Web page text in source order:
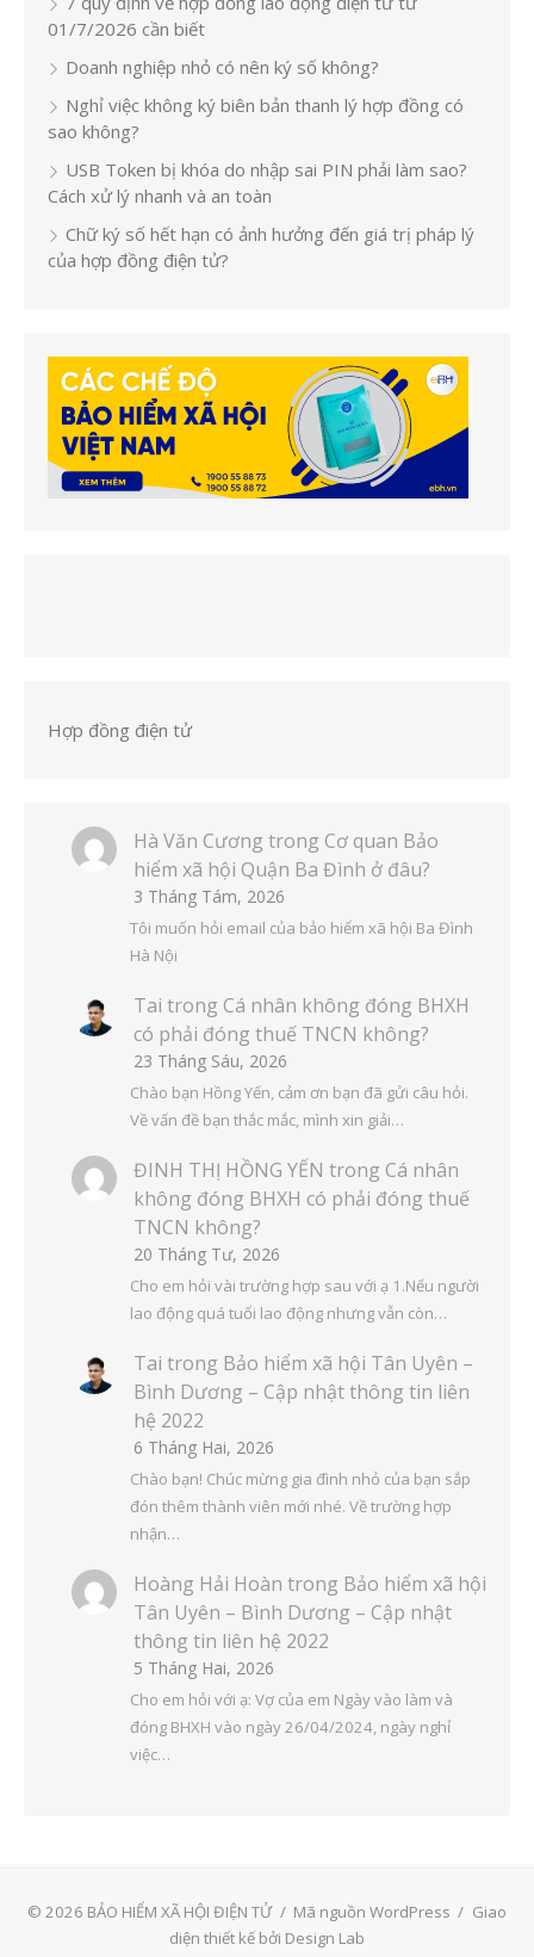
01/7/2026 cần biết
Doanh nghiệp nhỏ có nên ký số không?
Nghỉ việc không ký biên bản thanh lý hợp đồng có
sao không?
USB Token bị khóa do nhập sai PIN phải làm sao?
Cách xử lý nhanh và an toàn
Chữ ký số hết hạn có ảnh hưởng đến giá trị pháp lý
của hợp đồng điện tử?
Hợp đồng điện tử
Hà Văn Cương trong Cơ quan Bảo
hiểm xã hội Quận Ba Đình ở đâu?
3 Tháng Tám, 2026
Tôi muốn hỏi email của bảo hiểm xã hội Ba Đình
Hà Nội
Tai trong Cá nhân không đóng BHXH
có phải đóng thuế TNCN không?
23 Tháng Sáu, 2026
Chào bạn Hồng Yến, cảm ơn bạn đã gửi câu hỏi.
Về vấn đề bạn thắc mắc, mình xin giải…
ĐINH THỊ HỒNG YẾN trong Cá nhân
không đóng BHXH có phải đóng thuế
TNCN không?
20 Tháng Tư, 2026
Cho em hỏi vài trường hợp sau với ạ 1.Nếu người
lao động quá tuổi lao động nhưng vẫn còn…
Tai trong Bảo hiểm xã hội Tân Uyên –
Bình Dương – Cập nhật thông tin liên
hệ 2022
6 Tháng Hai, 2026
Chào bạn! Chúc mừng gia đình nhỏ của bạn sắp
đón thêm thành viên mới nhé. Về trường hợp
nhận…
Hoàng Hải Hoàn trong Bảo hiểm xã hội
Tân Uyên – Bình Dương – Cập nhật
thông tin liên hệ 2022
5 Tháng Hai, 2026
Cho em hỏi với ạ: Vợ của em Ngày vào làm và
đóng BHXH vào ngày 26/04/2024, ngày nghỉ
việc…
© 2026 BẢO HIỂM XÃ HỘI ĐIỆN TỬ / Mã nguồn WordPress / Giao
diện thiết kế bởi Design Lab